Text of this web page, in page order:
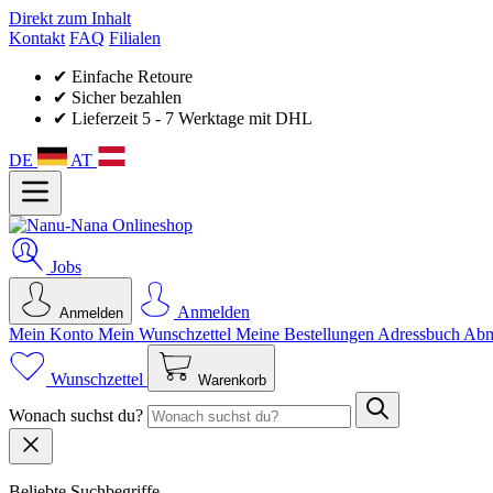
Direkt zum Inhalt
Kontakt FAQ Filialen
✔ Einfache Retoure
✔ Sicher bezahlen
✔ Lieferzeit 5 - 7 Werktage mit DHL
DE AT
Jobs
Anmelden
Anmelden
Mein Konto Mein Wunsch­zettel Meine Bestellungen Adressbuch
Wunschzettel Warenkorb
Wonach suchst du?